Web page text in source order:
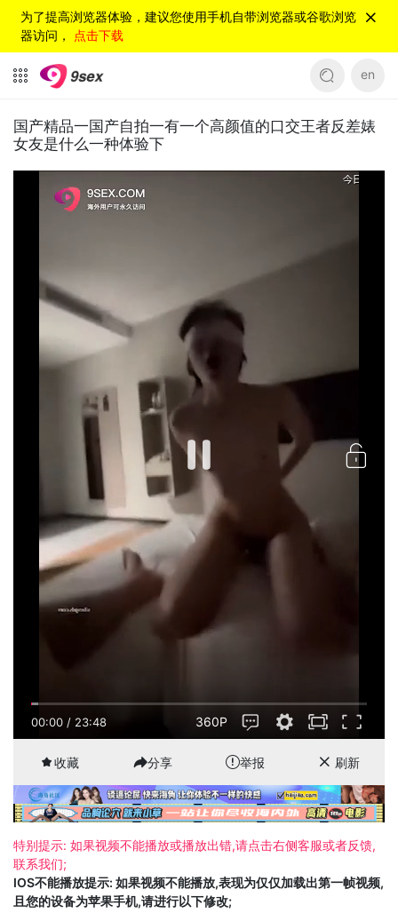
为了提高浏览器体验，建议您使用手机自带浏览器或谷歌浏览
器访问， 点击下载
en
国产精品一国产自拍一有一个高颜值的口交王者反差婊
女友是什么一种体验下
00:00 / 23:48 360P
收藏 分享 举报 刷新
特别提示: 如果视频不能播放或播放出错,请点击右侧客服或者反馈,
联系我们;
IOS不能播放提示: 如果视频不能播放,表现为仅仅加载出第一帧视频,
且您的设备为苹果手机,请进行以下修改;